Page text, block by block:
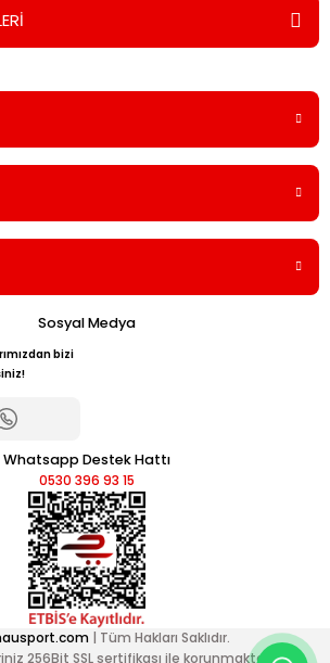
ürüne ilk yorumu siz yapın!
Sosyal Medya
bizi
Whatsapp Destek Hattı
0530 396 93 15
| Tüm Hakları Saklıdır.
256Bit SSL sertifikası ile korunmaktadır.